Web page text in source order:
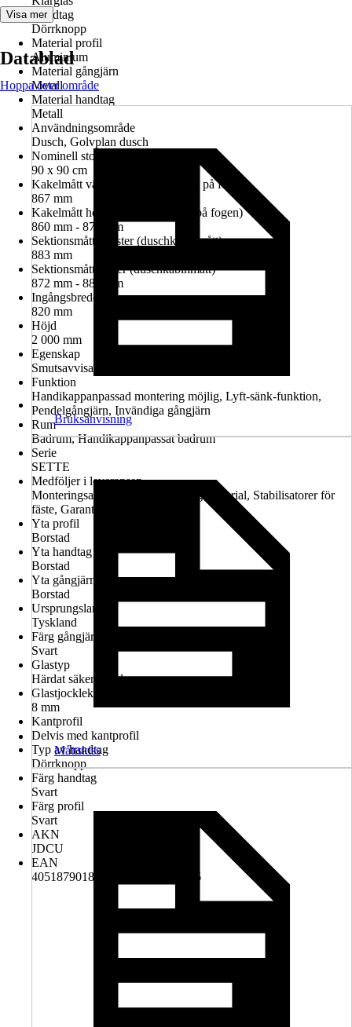
Handtag
Dörrknopp
Material profil
Aluminium
Material gångjärn
Metall
Material handtag
Metall
Användningsområde
Dusch, Golvplan dusch
Nominell storlek i cm
90 x 90 cm
Kakelmått vänster (glasrutans mitt på fogen)
867 mm
Kakelmått höger (glasrutans mitt på fogen)
860 mm - 874 mm
Sektionsmått vänster (duschkabinmått)
883 mm
Sektionsmått höger (duschkabinmått)
872 mm - 886 mm
Ingångsbredd
820 mm
Höjd
2 000 mm
Egenskap
Smutsavvisande glasbeläggning, Konfigurerbar
Funktion
Handikappanpassad montering möjlig, Lyft-sänk-funktion,
Pendelgångjärn, Invändiga gångjärn
Rum
Badrum, Handikappanpassat badrum
Serie
SETTE
Medföljer i leveransen
Monteringsanvisningar, Monteringsmaterial, Stabilisatorer för
fäste, Garantiintyg
Yta profil
Borstad
Yta handtag
Borstad
Yta gångjärn
Borstad
Ursprungsland
Tyskland
Färg gångjärn
Svart
Glastyp
Härdat säkerhetsglas
Glastjocklek
8 mm
Kantprofil
Delvis med kantprofil
Typ av handtag
Dörrknopp
Färg handtag
Svart
Färg profil
Svart
AKN
JDCU
EAN
4051879018784, 4306517919306
Visa mer
Datablad
Hoppa över område
Bruksanvisning
Måttskiss